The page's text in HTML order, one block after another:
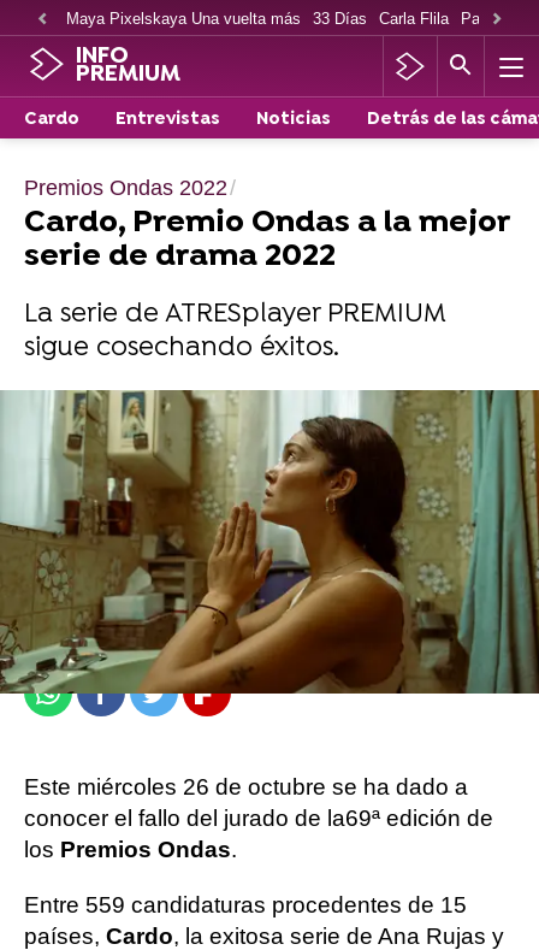
Maya Pixelskaya Una vuelta más 33 Días Carla Flila Paco
INFO
PREMIUM
Cardo Entrevistas Noticias Detrás de las
Premios Ondas 2022
Cardo, Premio Ondas a la mejor
serie de drama 2022
La serie de ATRESplayer PREMIUM
sigue cosechando éxitos.
Sandra Lázaro
Madrid
Publicado:26 de octubre de 2022, 18:14
WhatsappFacebook
TwitterFlipboard
Este miércoles 26 de octubre se ha dado a
conocer el fallo del jurado de la69ª edición de
los Premios Ondas.
Entre 559 candidaturas procedentes de 15
países, Cardo, la exitosa serie de Ana Rujas y